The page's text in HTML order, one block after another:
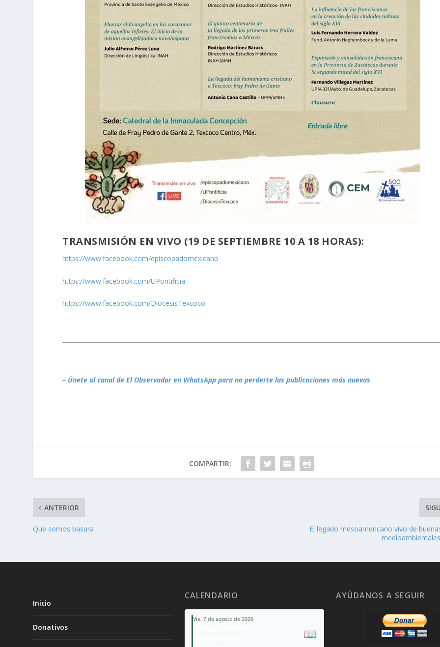
TRANSMISIÓN EN VIVO (19 DE SEPTIEMBRE 10 A 18 HORAS):
https://www.facebook.com/episcopadomexicano
https://www.facebook.com/UPontificia
https://www.facebook.com/DiocesisTexcoco
– Únete al canal de El Observador en WhatsApp para no perderte las publicaciones más nuevas
COMPARTIR:
ANTERIOR
Que somos basura
El legado mesoamericano vivo de
Inicio
Donativos
CALENDARIO
Vie, 7 de agosto de 2026
📖
AYÚDANOS A SEGUIR